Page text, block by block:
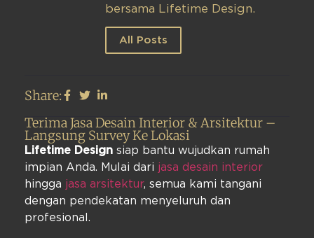
bersama Lifetime Design.
All Posts
Share:
Terima Jasa Desain Interior & Arsitektur –
Langsung Survey Ke Lokasi
Lifetime Design siap bantu wujudkan rumah
impian Anda. Mulai dari jasa desain interior
hingga jasa arsitektur, semua kami tangani
dengan pendekatan menyeluruh dan
profesional.